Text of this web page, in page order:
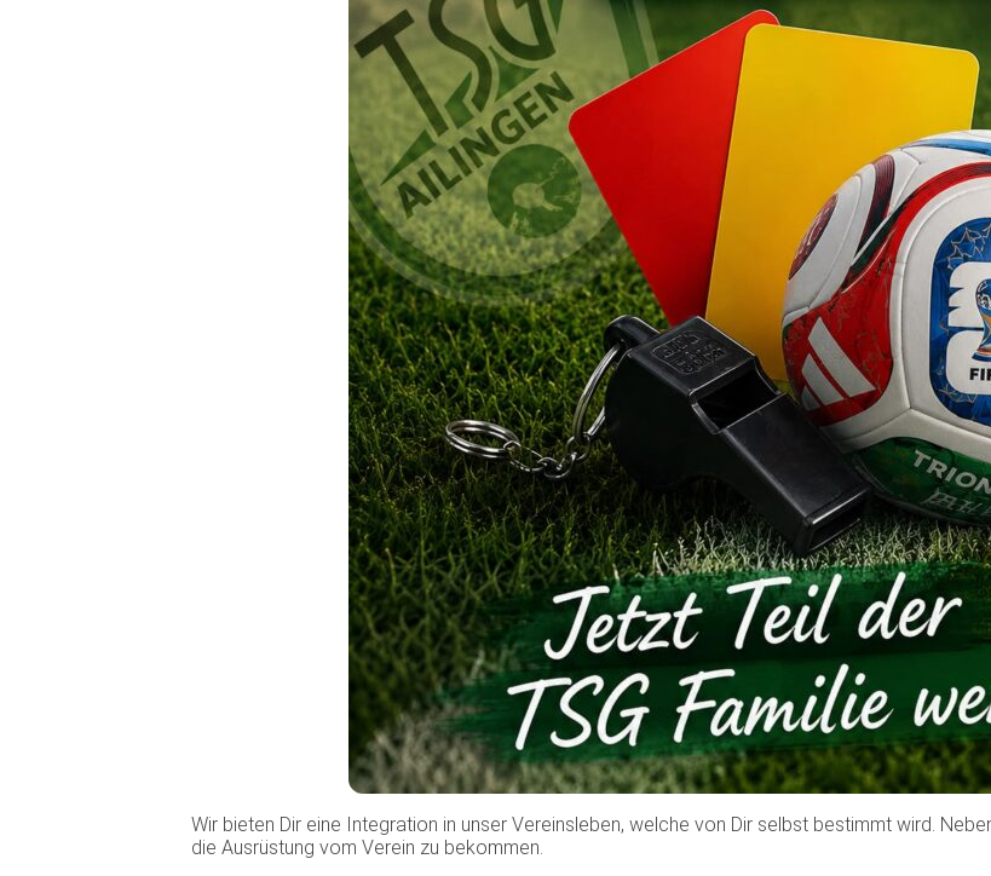
Wir bieten Dir eine Integration in unser Vereinsleben, welche von Dir selbst bestimmt wird.
die Ausrüstung vom Verein zu bekommen.